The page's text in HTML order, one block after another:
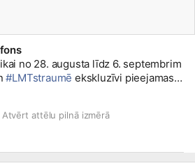
#LMTstraumē ekskluzīvi pieejamas 5
Dokumentālā filmu foruma
(Honeyland) 🎦 Molenbēkas dievi
Projekts - vecmāmiņas! (Granny
Atvērt attēlu pilnā izmērā